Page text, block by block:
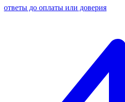
ответы до оплаты или доверия